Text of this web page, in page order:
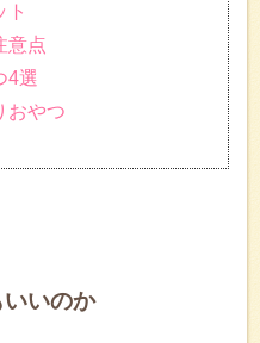
ト
意点
4選
おやつ
いのか